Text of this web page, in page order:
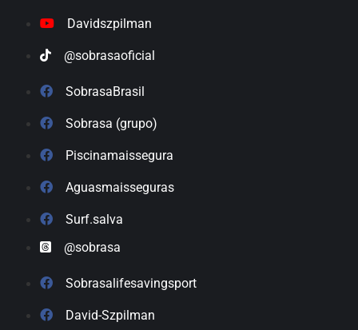
Davidszpilman
@sobrasaoficial
SobrasaBrasil
Sobrasa (grupo)
Piscinamaissegura
Aguasmaisseguras
Surf.salva
@sobrasa
Sobrasalifesavingsport
David-Szpilman